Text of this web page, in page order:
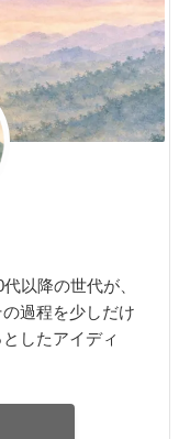
以降の世代が、
過程を少しだけ
したアイディ